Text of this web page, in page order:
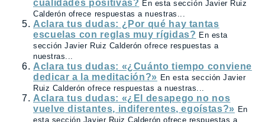
cualidades positivas? En esta sección Javier Ruiz
Calderón ofrece respuestas a nuestras...
Aclara tus dudas: ¿Por qué hay tantas
escuelas con reglas muy rígidas? En esta
sección Javier Ruiz Calderón ofrece respuestas a
nuestras...
Aclara tus dudas: «¿Cuánto tiempo conviene
dedicar a la meditación?» En esta sección Javier
Ruiz Calderón ofrece respuestas a nuestras...
Aclara tus dudas: «¿El desapego no nos
vuelve distantes, indiferentes, egoístas?» En
esta sección Javier Ruiz Calderón ofrece respuestas a